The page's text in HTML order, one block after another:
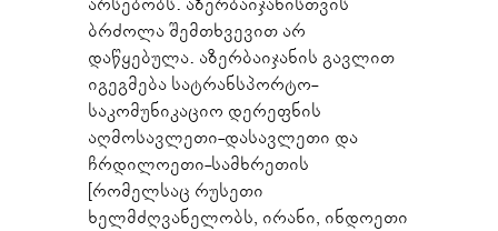
ბრძოლა შემთხვევით არ
დაწყებულა. აზერბაიჯანის გავლით
იგეგმება სატრანსპორტო-
საკომუნიკაციო დერეფნის
აღმოსავლეთი-დასავლეთი და
ჩრდილოეთი-სამხრეთის
[რომელსაც რუსეთი
ხელმძღვანელობს, ირანი, ინდოეთი